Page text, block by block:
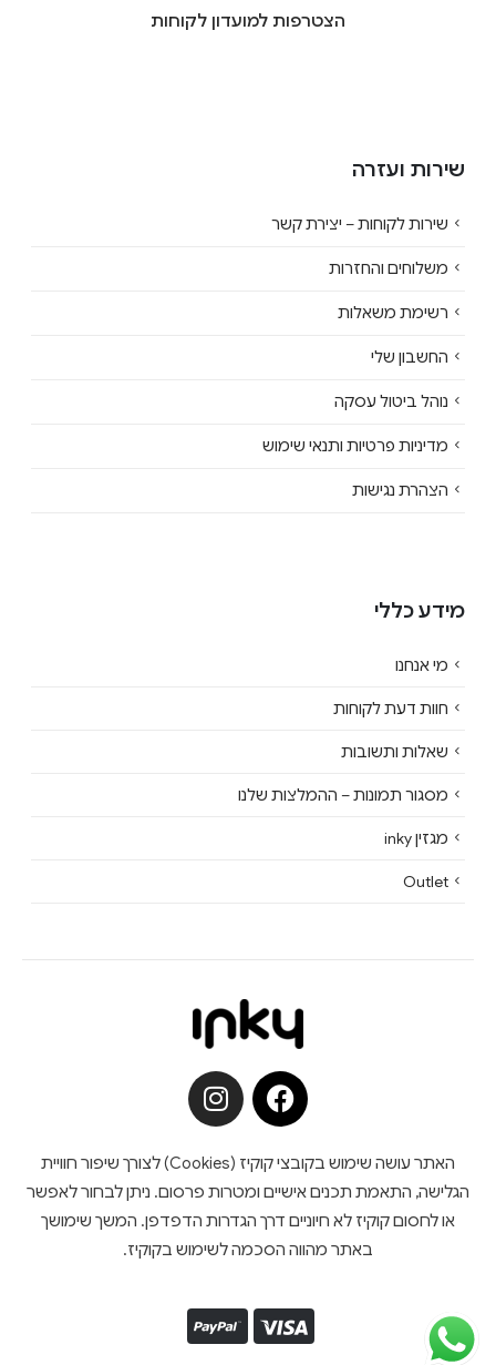
הצטרפות למועדון לקוחות
שירות ועזרה
שירות לקוחות – יצירת קשר
משלוחים והחזרות
רשימת משאלות
החשבון שלי
נוהל ביטול עסקה
מדיניות פרטיות ותנאי שימוש
הצהרת נגישות
מידע כללי
מי אנחנו
חוות דעת לקוחות
שאלות ותשובות
מסגור תמונות – ההמלצות שלנו
מגזין inky
Outlet
האתר עושה שימוש בקובצי קוקיז (Cookies) לצורך שיפור חוויית
הגלישה, התאמת תכנים אישיים ומטרות פרסום. ניתן לבחור לאפשר
או לחסום קוקיז לא חיוניים דרך הגדרות הדפדפן. המשך שימושך
באתר מהווה הסכמה לשימוש בקוקיז.